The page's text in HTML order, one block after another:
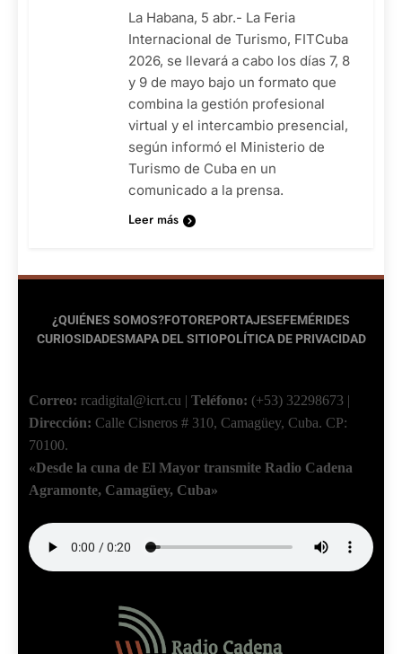
La Habana, 5 abr.- La Feria
Internacional de Turismo, FITCuba
2026, se llevará a cabo los días 7, 8
y 9 de mayo bajo un formato que
combina la gestión profesional
virtual y el intercambio presencial,
según informó el Ministerio de
Turismo de Cuba en un
comunicado a la prensa.
Leer más
¿QUIÉNES SOMOS?FOTOREPORTAJESEFEMÉRIDES
CURIOSIDADESMAPA DEL SITIOPOLÍTICA DE PRIVACIDAD
Correo: rcadigital@icrt.cu | Teléfono: (+53) 32298673 |
Dirección: Calle Cisneros # 310, Camagüey, Cuba. CP:
70100.
«Desde la cuna de El Mayor transmite Radio Cadena
Agramonte, Camagüey, Cuba»